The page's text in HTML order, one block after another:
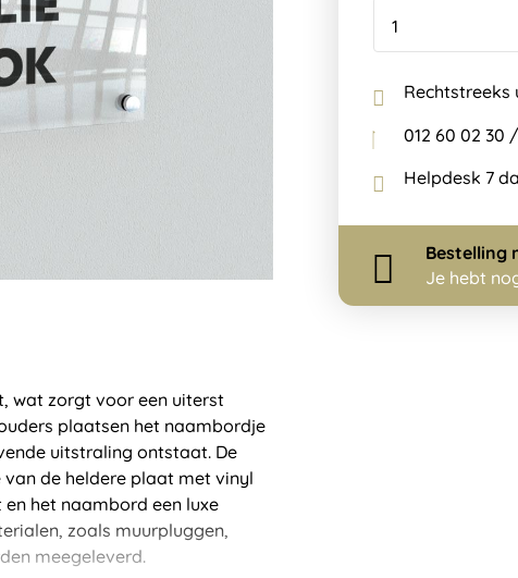
wat zorgt voor een uiterst
plaatsen het naambordje
uitstraling ontstaat. De
de heldere plaat met vinyl
het naambord een luxe
zoals muurpluggen,
meegeleverd.
012 60 02 30
Helpdesk 7
Bestelling
Je hebt